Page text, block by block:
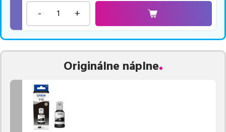
- +
Originálne náplne